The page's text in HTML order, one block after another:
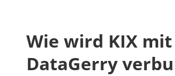
Wie wird KIX mit
DataGerry